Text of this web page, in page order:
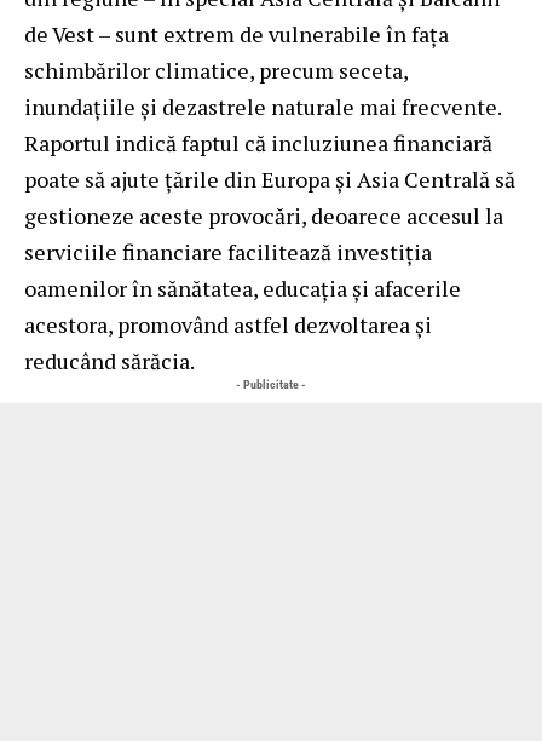
de Vest – sunt extrem de vulnerabile în faţa
schimbărilor climatice, precum seceta,
inundațiile și dezastrele naturale mai frecvente.
Raportul indică faptul că incluziunea financiară
poate să ajute țările din Europa și Asia Centrală să
gestioneze aceste provocări, deoarece accesul la
serviciile financiare facilitează investiția
oamenilor în sănătatea, educația și afacerile
acestora, promovând astfel dezvoltarea și
reducând sărăcia.
- Publicitate -